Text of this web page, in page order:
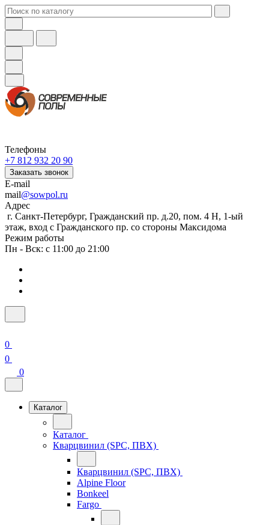
Телефоны
+7 812 932 20 90
Заказать звонок
E-mail
mail@sowpol.ru
Адрес
г. Санкт-Петербург, Гражданский пр. д.20, пом. 4 Н, 1-ый
этаж, вход с Гражданского пр. со стороны Максидома
Режим работы
Пн - Вск: с 11:00 до 21:00
0
0
0
Каталог
Каталог
Кварцвинил (SPC, ПВХ)
Кварцвинил (SPC, ПВХ)
Alpine Floor
Bonkeel
Fargo